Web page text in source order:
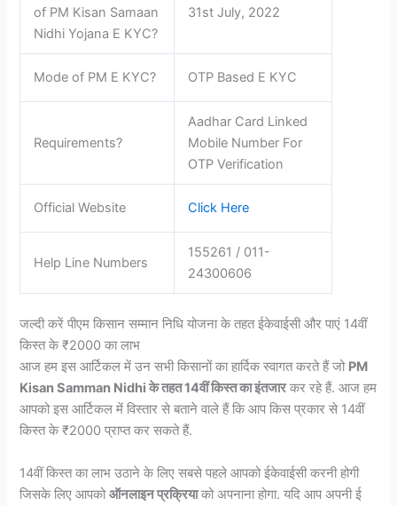
of PM Kisan Samaan
Nidhi Yojana E KYC?
31st July, 2022
Mode of PM E KYC? OTP Based E KYC
Requirements?
Aadhar Card Linked
Mobile Number For
OTP Verification
Official Website Click Here
Help Line Numbers
155261 / 011-
24300606
जल्दी करें पीएम किसान सम्मान निधि योजना के तहत ईकेवाईसी और पाएं 14वीं
किस्त के ₹2000 का लाभ
आज हम इस आर्टिकल में उन सभी किसानों का हार्दिक स्वागत करते हैं जो PM
Kisan Samman Nidhi के तहत 14वीं किस्त का इंतजारकर रहे हैं. आज हम
आपको इस आर्टिकल में विस्तार से बताने वाले हैं कि आप किस प्रकार से 14वीं
किस्त के ₹2000 प्राप्त कर सकते हैं.
14वीं किस्त का लाभ उठाने के लिए सबसे पहले आपको ईकेवाईसी करनी होगी
जिसके लिए आपकोऑनलाइन प्रक्रियाको अपनाना होगा. यदि आप अपनी ई